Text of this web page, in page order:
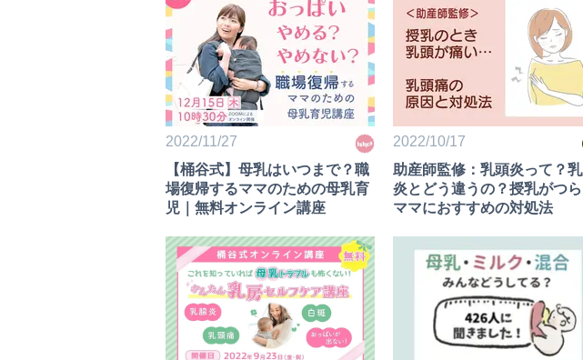
2022/11/27
【桶谷式】母乳はいつまで？職
場復帰するママのための母乳育
児｜無料オンライン講座
2022/10/17
助産師監修：乳頭炎って？
炎とどう違うの？授乳がつ
ママにおすすめの対処法